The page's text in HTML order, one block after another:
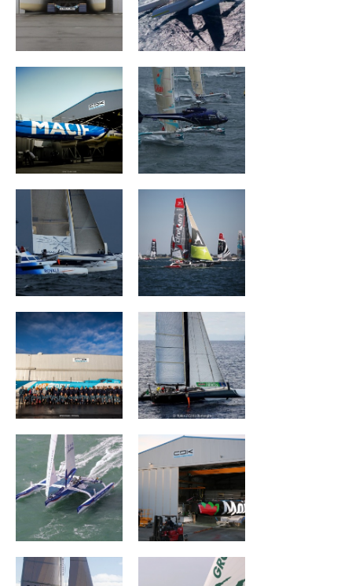
MACIF Santé
Géant
Ultim Emotion Groupe Drekan
VULNERABLE
RUYANT
The Famous
Project
Banque Populaire
III
MAÎTRE COQ V
Banque Populaire
Groupama I